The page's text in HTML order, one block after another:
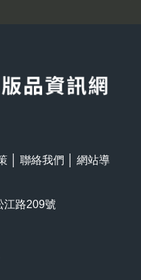
聯絡我們
網站導
江路209號